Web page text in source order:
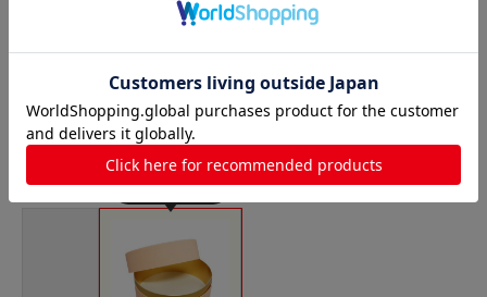
サークルボックスの人気商品との比較